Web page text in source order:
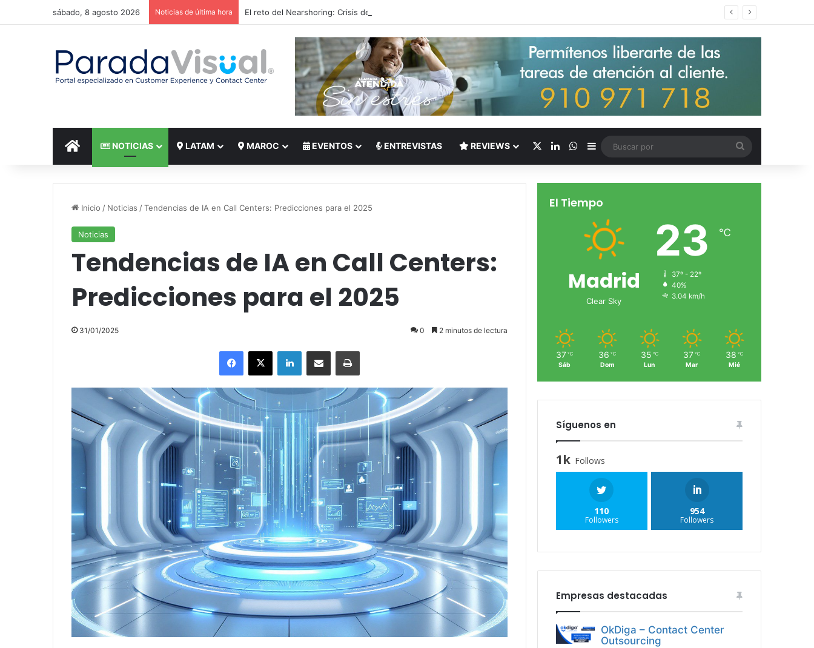
sábado, 8 agosto 2026 Noticias de última hora El reto del Nearshoring: Crisis de talento bilingüe en Centroamérica dispara los salarios de entrada un 15%
INICIO NOTICIAS LATAM MAROC EVENTOS ENTREVISTAS REVIEWS LinkedInWhatsApp
Barra lateral
por
Inicio / Noticias /Tendencias de IA en Call Centers: Predicciones para el 2025
Noticias
Tendencias de IA en Call Centers:
Predicciones para el 2025
31/01/2025 0 2 minutos de lectura
Facebook
X LinkedInCompartir por correo electrónicoImprimir
El Tiempo
Madrid
Clear Sky
23 ℃
37º - 22º
40%
3.04 km/h
37 ℃
Sáb
36 ℃
Dom
35 ℃
Lun
37 ℃
Mar
38 ℃
Mié
Síguenos en
1k Follows
110
Followers
954
Followers
Empresas destacadas
OkDiga – Contact Center
Outsourcing